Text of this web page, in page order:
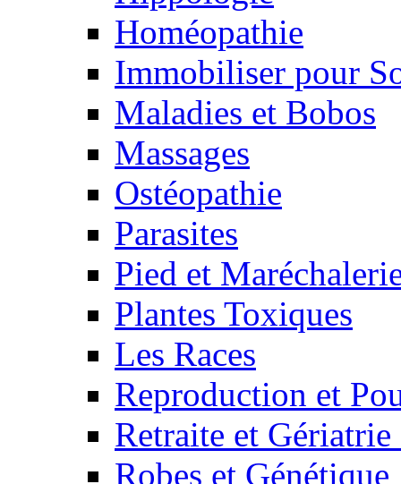
Homéopathie
Immobiliser pour
Maladies et Bobos
Massages
Ostéopathie
Parasites
Pied et
Plantes Toxiques
Les Races
Reproduction et
Retraite et
Robes et Génétique